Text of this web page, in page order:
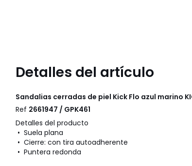
Detalles del artículo
Sandalias cerradas de piel Kick Flo azul marino
Ref 2661947 / GPK461
Detalles del producto
• Suela plana
• Cierre: con tira autoadherente
• Puntera redonda